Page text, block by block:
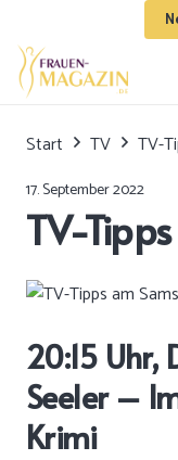
Start TV TV-
17. September 2022
TV-
20:15 Uhr,
Seeler –
Krimi